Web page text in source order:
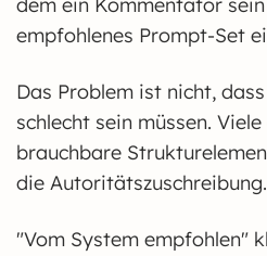
empfohlenes Prompt-Set
Das Problem ist nicht,
schlecht sein müssen.
brauchbare
die Autoritätszuschreibung.
"Vom System empfohlen"